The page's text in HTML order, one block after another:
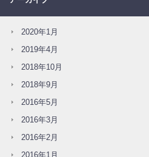
2020年1月
2019年4月
2018年10月
2018年9月
2016年5月
2016年3月
2016年2月
2016年1月